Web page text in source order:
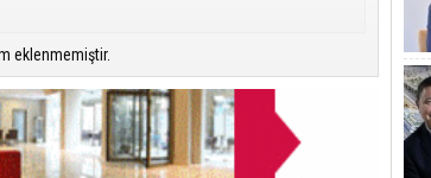
eklenmemiştir.